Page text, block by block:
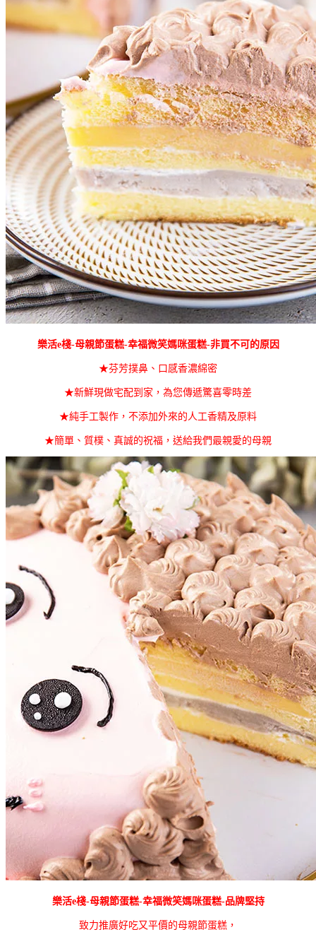
樂活e棧-母親節蛋糕-幸福微笑媽咪蛋糕-非買不可的原因
★芬芳撲鼻、口感香濃綿密
★新鮮現做宅配到家，為您傳遞驚喜零時差
★純手工製作，不添加外來的人工香精及原料
★簡單、質樸、真誠的祝福，送給我們最親愛的母親
樂活e棧-母親節蛋糕-幸福微笑媽咪蛋糕-品牌堅持
致力推廣好吃又平價的母親節蛋糕，